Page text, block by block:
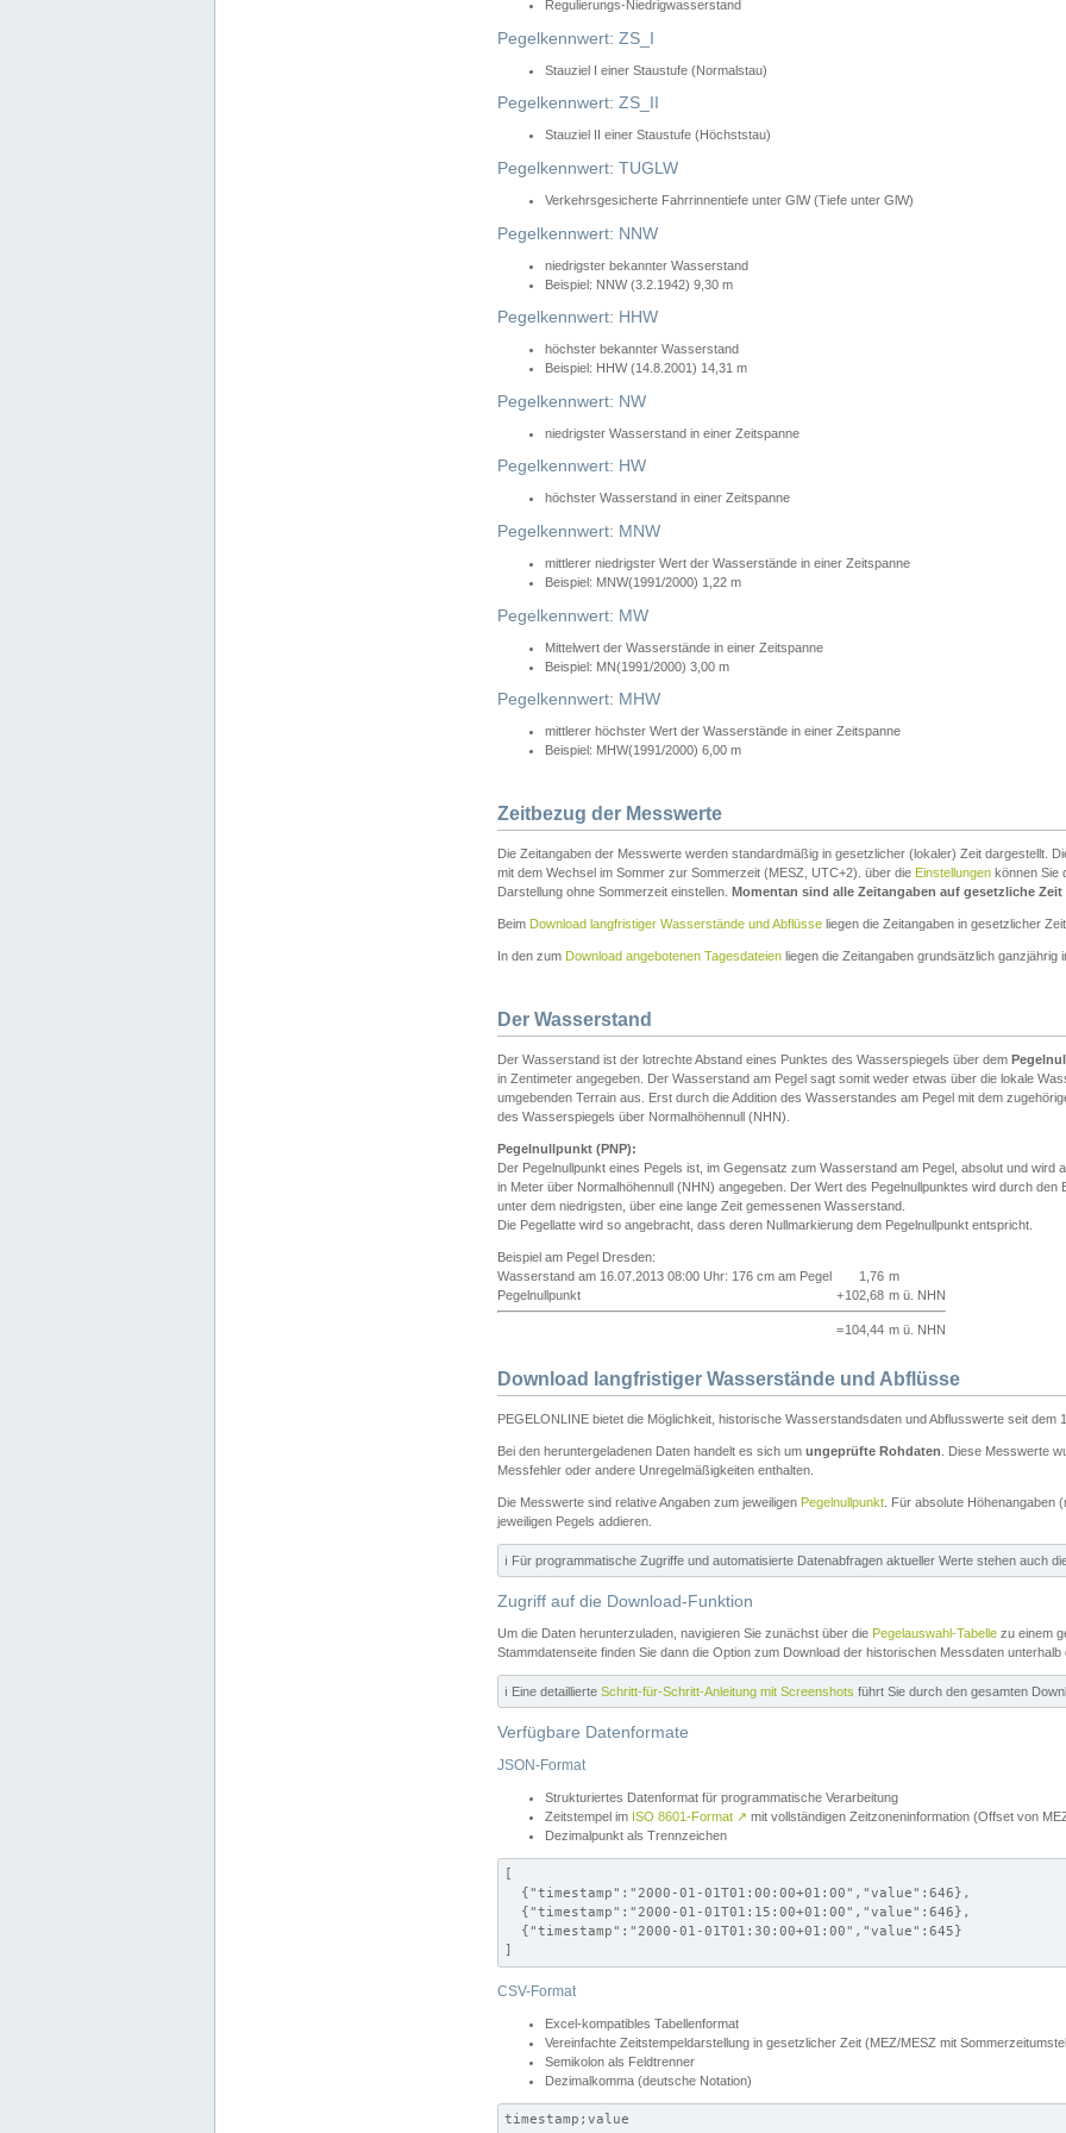
Regulierungs-Niedrigwasserstand
Pegelkennwert: ZS_I
Stauziel I einer Staustufe (Normalstau)
Pegelkennwert: ZS_II
Stauziel II einer Staustufe (Höchststau)
Pegelkennwert: TUGLW
Verkehrsgesicherte Fahrrinnentiefe unter GlW (Tiefe unter GlW)
Pegelkennwert: NNW
niedrigster bekannter Wasserstand
Beispiel: NNW (3.2.1942) 9,30 m
Pegelkennwert: HHW
höchster bekannter Wasserstand
Beispiel: HHW (14.8.2001) 14,31 m
Pegelkennwert: NW
niedrigster Wasserstand in einer Zeitspanne
Pegelkennwert: HW
höchster Wasserstand in einer Zeitspanne
Pegelkennwert: MNW
mittlerer niedrigster Wert der Wasserstände in einer Zeitspanne
Beispiel: MNW(1991/2000) 1,22 m
Pegelkennwert: MW
Mittelwert der Wasserstände in einer Zeitspanne
Beispiel: MN(1991/2000) 3,00 m
Pegelkennwert: MHW
mittlerer höchster Wert der Wasserstände in einer Zeitspanne
Beispiel: MHW(1991/2000) 6,00 m
Zeitbezug der Messwerte
Die Zeitangaben der Messwerte werden standardmäßig in gesetzlicher (lokaler) Zeit dargestellt.
mit dem Wechsel im Sommer zur Sommerzeit (MESZ, UTC+2). über die Einstellungen können Sie
Darstellung ohne Sommerzeit einstellen. Momentan sind alle Zeitangaben auf gesetzliche
Beim Download langfristiger Wasserstände und Abflüsse liegen die Zeitangaben in gesetzlicher
In den zum Download angebotenen Tagesdateien liegen die Zeitangaben grundsätzlich ganzjährig
Der Wasserstand
Der Wasserstand ist der lotrechte Abstand eines Punktes des Wasserspiegels über dem
in Zentimeter angegeben. Der Wasserstand am Pegel sagt somit weder etwas über die lokale
umgebenden Terrain aus. Erst durch die Addition des Wasserstandes am Pegel mit dem
des Wasserspiegels über Normalhöhennull (NHN).
Pegelnullpunkt (PNP):
Der Pegelnullpunkt eines Pegels ist, im Gegensatz zum Wasserstand am Pegel, absolut und wird
in Meter über Normalhöhennull (NHN) angegeben. Der Wert des Pegelnullpunktes wird durch den
unter dem niedrigsten, über eine lange Zeit gemessenen Wasserstand.
Die Pegellatte wird so angebracht, dass deren Nullmarkierung dem Pegelnullpunkt entspricht.
Beispiel am Pegel Dresden:
Wasserstand am 16.07.2013 08:00 Uhr: 176 cm am Pegel
1,76 m
Pegelnullpunkt
+102,68 m ü. NHN
=104,44 m ü. NHN
Download langfristiger Wasserstände und Abflüsse
PEGELONLINE bietet die Möglichkeit, historische Wasserstandsdaten und Abflusswerte seit dem
Bei den heruntergeladenen Daten handelt es sich um ungeprüfte Rohdaten . Diese Messwerte
Messfehler oder andere Unregelmäßigkeiten enthalten.
Die Messwerte sind relative Angaben zum jeweiligen Pegelnullpunkt . Für absolute
jeweiligen Pegels addieren.
ℹ️ Für programmatische Zugriffe und automatisierte Datenabfragen aktueller Werte stehen auch
Zugriff auf die Download-Funktion
Um die Daten herunterzuladen, navigieren Sie zunächst über die Pegelauswahl-Tabelle zu einem
Stammdatenseite finden Sie dann die Option zum Download der historischen Messdaten
ℹ️ Eine detaillierte Schritt-für-Schritt-Anleitung mit Screenshots führt Sie durch den gesamten
Verfügbare Datenformate
JSON-Format
Strukturiertes Datenformat für programmatische Verarbeitung
Zeitstempel im ISO 8601-Format ↗ mit vollständigen Zeitzoneninformation (Offset von
Dezimalpunkt als Trennzeichen
[
  {"timestamp":"2000-01-01T01:00:00+01:00","value":646},
  {"timestamp":"2000-01-01T01:15:00+01:00","value":646},
  {"timestamp":"2000-01-01T01:30:00+01:00","value":645}
]
CSV-Format
Excel-kompatibles Tabellenformat
Vereinfachte Zeitstempeldarstellung in gesetzlicher Zeit (MEZ/MESZ mit
Semikolon als Feldtrenner
Dezimalkomma (deutsche Notation)
timestamp;value